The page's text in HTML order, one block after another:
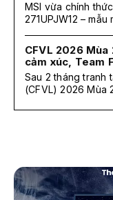
MSI vừa chính
271UPJW12 – mẫu
CFVL 2026
cảm xúc, Team
Sau 2 tháng tranh
(CFVL) 2026 Mùa